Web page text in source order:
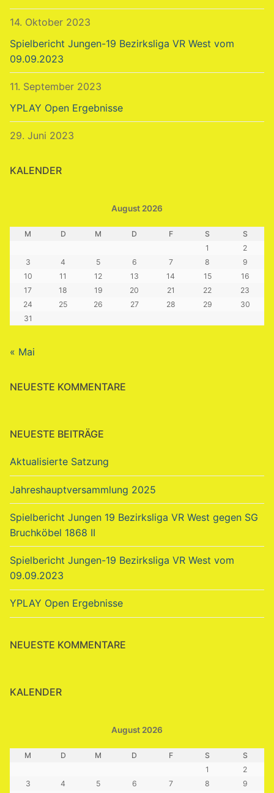
14. Oktober 2023
Spielbericht Jungen-19 Bezirksliga VR West vom
09.09.2023
11. September 2023
YPLAY Open Ergebnisse
29. Juni 2023
KALENDER
August 2026
M D M D F S
S
1
2
3
4 5 6 7 8
9
10
11 12 13 14 15
16
17
18 19 20 21 22
23
24
25 26 27 28 29
30
31
« Mai
NEUESTE KOMMENTARE
NEUESTE BEITRÄGE
Aktualisierte Satzung
Jahreshauptversammlung 2025
Spielbericht Jungen 19 Bezirksliga VR West gegen SG
Bruchköbel 1868 II
Spielbericht Jungen-19 Bezirksliga VR West vom
09.09.2023
YPLAY Open Ergebnisse
NEUESTE KOMMENTARE
KALENDER
August 2026
M D M D F S
S
1
2
3
4 5 6 7 8 9